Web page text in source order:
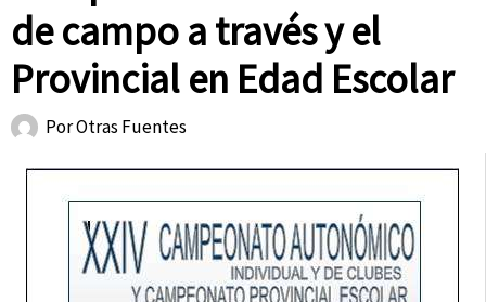
de campo a través y el
Provincial en Edad Escolar
PorOtras Fuentes